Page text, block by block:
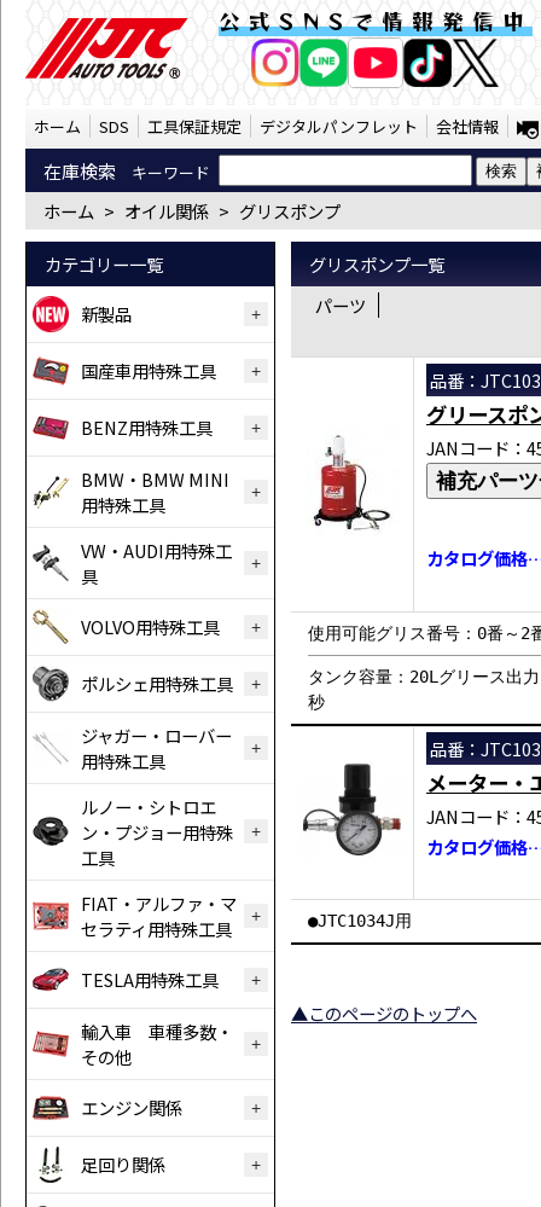
オイル関係 グリスポンプ （SST
公式SNSで情報発信中
ホーム SDS 工具保証規定 デジタルパンフレット 会社情報
在庫検索 キーワード
ホーム > オイル関係 > グリスポンプ
カテゴリー一覧
新製品
国産車用特殊工具
BENZ用特殊工具
BMW・BMW MINI
用特殊工具
VW・AUDI用特殊工
具
VOLVO用特殊工具
ポルシェ用特殊工具
ジャガー・ローバー
用特殊工具
ルノー・シトロエ
ン・プジョー用特殊
工具
FIAT・アルファ・マ
セラティ用特殊工具
TESLA用特殊工具
輸入車 車種多数・
その他
エンジン関係
足回り関係
グリスポンプ一覧
パーツ
品番：
グリースポ
JANコード：
補充パー
カタログ価格
使用可能グリス番号：0番～2
タンク容量：20Lグリース
秒
品番：
メーター
JANコード：
カタログ価格
●JTC1034J用
▲このページのトップへ
AI商品コンシェルジ
オンライン